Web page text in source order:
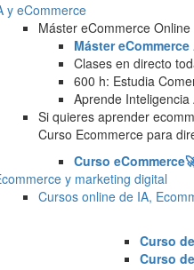
y eCommerce
Máster eCommerce
Máster
Clases en directo
600 h: Estudia
Aprende
Si quieres aprender
Curso Ecommerce para
Curso
y marketing digital
Cursos online de IA,
Curso
Curso